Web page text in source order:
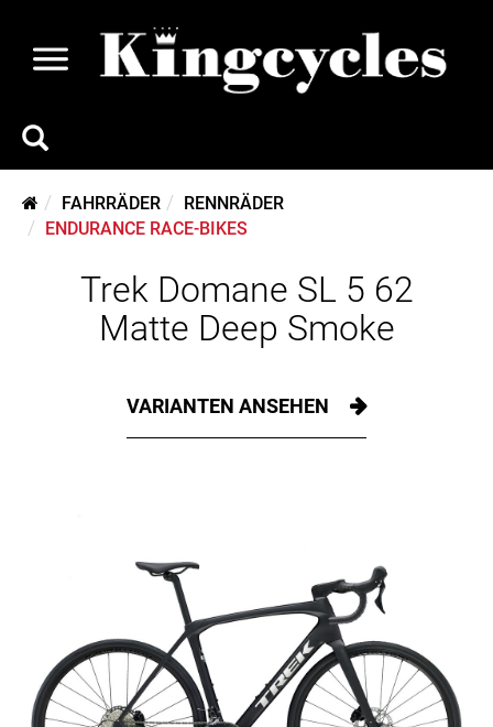
FAHRRÄDER
RENNRÄDER
ENDURANCE RACE-BIKES
Trek Domane SL 5 62
Matte Deep Smoke
VARIANTEN ANSEHEN